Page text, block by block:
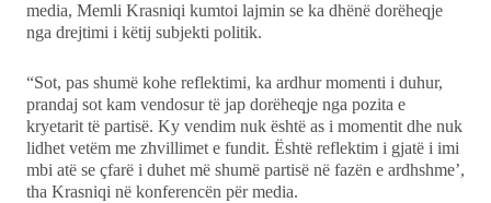
DuVideo
media, Memli Krasniqi kumtoi lajmin se ka dhënë dorëheqje
nga drejtimi i këtij subjekti politik.
“Sot, pas shumë kohe reflektimi, ka ardhur momenti i duhur,
prandaj sot kam vendosur të jap dorëheqje nga pozita e
kryetarit të partisë. Ky vendim nuk është as i momentit dhe nuk
lidhet vetëm me zhvillimet e fundit. Është reflektim i gjatë i imi
mbi atë se çfarë i duhet më shumë partisë në fazën e ardhshme’,
tha Krasniqi në konferencën për media.